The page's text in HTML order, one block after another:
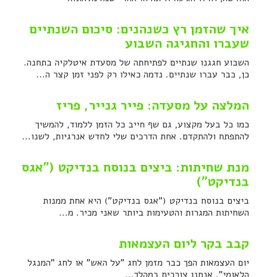
איך שהזמן רץ כשנהנים: סיכום השנתיים
שעברו והחגיגה השבוע
השבוע חגגנו שנתיים לפתיחתה של מסעדת איטלקיה בתחנה.
כן, כבר עברו שנתיים. נדמה כאילו רק לפני זמן קצר ה...
המלצה על מסעדה: פייר גנייר, פריז
כמו כל בעל מקצוע, גם שף חייב כל הזמן ללמוד, להמשיך
להתפתח ולהתקדם. אחת הדרכים שלי לחדש אנרגיות, לשנו...
מנת שחיתות: ביצים בנוסח בנדיקט ("אגס
בנדיקט")
ביצים בנוסח בנדיקט ("אגס בנדיקט") היא אחת ממנות
השחיתות המגרות והטעימות ביותר שאני מכיר. מ...
קבב בקר ליום העצמאות
יום העצמאות הפך כבר מזמן לחג "על האש" או לחג "המנגל